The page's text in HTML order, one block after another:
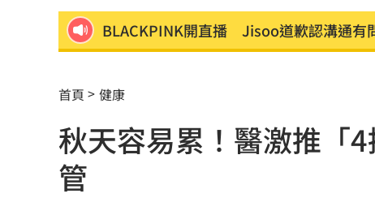
姜厚任小女友超早熟！關係人回應小三爭
廖峻離婚仍被前妻照顧 兒子一句話鼻酸
別只喝牛奶！「1神飲」助眠又抗大腦退化
首頁 健康
秋天容易累！醫激推
管